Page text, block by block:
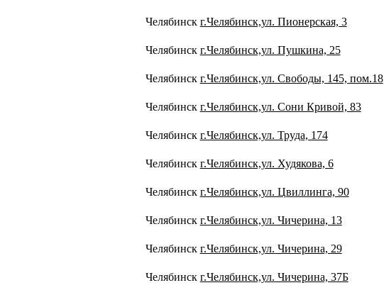
Челябинск г.Челябинск,ул. Пионерская, 3
Челябинск г.Челябинск,ул. Пушкина, 25
Челябинск г.Челябинск,ул. Свободы, 145, пом.18
Челябинск г.Челябинск,ул. Сони Кривой, 83
Челябинск г.Челябинск,ул. Труда, 174
Челябинск г.Челябинск,ул. Худякова, 6
Челябинск г.Челябинск,ул. Цвиллинга, 90
Челябинск г.Челябинск,ул. Чичерина, 13
Челябинск г.Челябинск,ул. Чичерина, 29
Челябинск г.Челябинск,ул. Чичерина, 37Б